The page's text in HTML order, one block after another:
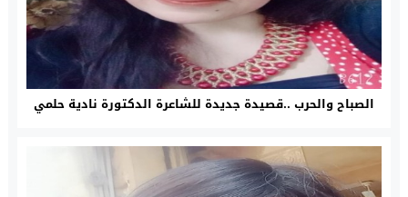
الصباح والحرب ..قصيدة جديدة للشاعرة الدكتورة نادية حلمي